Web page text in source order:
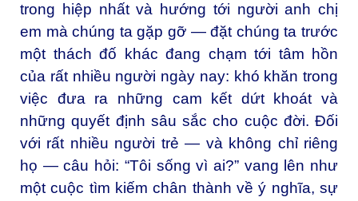
trong hiệp nhất và hướng tới người anh chị
em mà chúng ta gặp gỡ — đặt chúng ta trước
một thách đố khác đang chạm tới tâm hồn
của rất nhiều người ngày nay: khó khăn trong
việc đưa ra những cam kết dứt khoát và
những quyết định sâu sắc cho cuộc đời. Đối
với rất nhiều người trẻ — và không chỉ riêng
họ — câu hỏi: “Tôi sống vì ai?” vang lên như
một cuộc tìm kiếm chân thành về ý nghĩa, sự